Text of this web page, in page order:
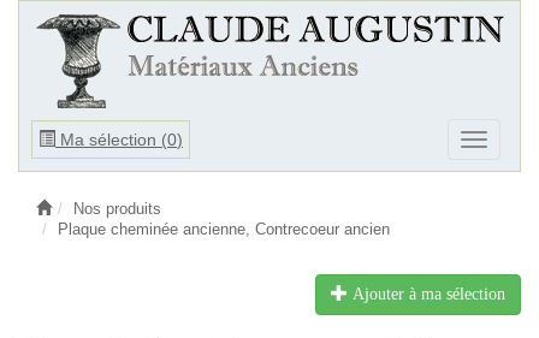
Ma sélection (0)
Ouvrir
Ouvrir
le
Nos produits
Plaque cheminée ancienne, Contrecoeur ancien
Ajouter à ma sélection